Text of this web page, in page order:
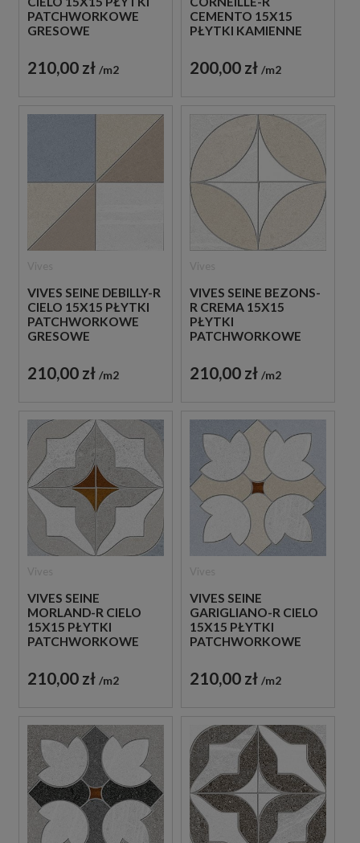
PATCHWORKOWE
GRESOWE
210,00 zł m2
CEMENTO 15X15
PŁYTKI KAMIENNE
200,00 zł m2
VIVES SEINE DEBILLY-R
CIELO 15X15 PŁYTKI
PATCHWORKOWE
GRESOWE
210,00 zł m2
VIVES SEINE BEZONS-
R CREMA 15X15
PŁYTKI
PATCHWORKOWE
210,00 zł m2
VIVES SEINE
MORLAND-R CIELO
15X15 PŁYTKI
PATCHWORKOWE
210,00 zł m2
VIVES SEINE
GARIGLIANO-R CIELO
15X15 PŁYTKI
PATCHWORKOWE
210,00 zł m2